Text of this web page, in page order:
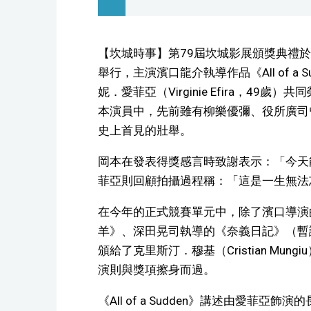
【坎城時事】第79屆坎城影展頒獎典禮
舉行，主演濱口龍介執導作品《All of a
妮．愛菲亞（Virginie Efira，49歲）共
本演員中，先前雖有柳樂優彌、役所廣
史上首見的壯舉。
岡本在發表得獎感言時致謝表示：「今
菲亞則回顧拍攝過程稱：「這是一生無
在今年的正式競賽單元中，除了濱口導
羊》、深田晃司執導的《奈義日記》（
頒給了克里斯汀．穆基（Cristian
演則與獎項擦身而過。
《All of a Sudden》講述由愛菲亞飾演